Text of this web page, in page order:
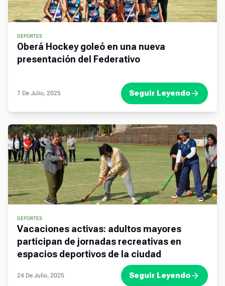
DEPORTES
Oberá Hockey goleó en una nueva
presentación del Federativo
7 De Julio, 2025 Seguir Leyendo
DEPORTES
Vacaciones activas: adultos mayores
participan de jornadas recreativas en
espacios deportivos de la ciudad
24 De Julio, 2025 Seguir Leyendo